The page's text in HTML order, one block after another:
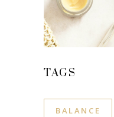
TAGS
BALANCE